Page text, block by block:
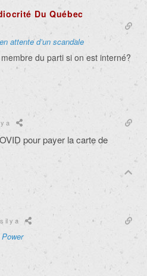
Du Québec
attente d’un scandale
du parti si on est interné?
a
pour payer la carte de
il y a